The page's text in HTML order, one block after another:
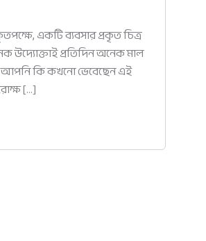
একটি ব্যবসার প্রকৃত চিত্র
উদ্যোক্তাই প্রতিদিন অনেক মাল
আপনি কি কখনো ভেবেছেন এই
[…]